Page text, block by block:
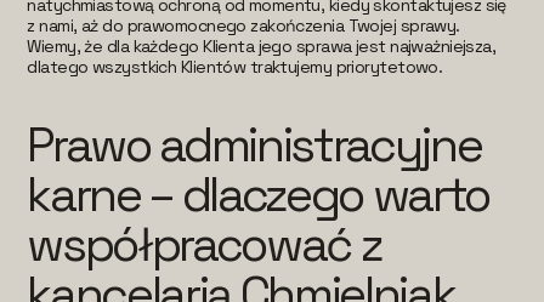
natychmiastową ochroną od momentu, kiedy skontaktujesz się
z nami, aż do prawomocnego zakończenia Twojej sprawy.
Wiemy, że dla każdego Klienta jego sprawa jest najważniejsza,
dlatego wszystkich Klientów traktujemy priorytetowo.
Prawo administracyjne
karne – dlaczego warto
współpracować z